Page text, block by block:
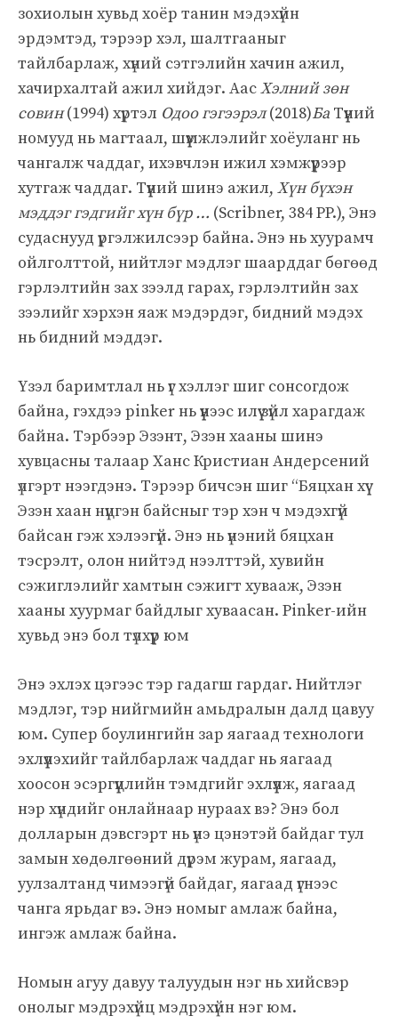
зохиолын хувьд хоёр танин мэдэхүйн
эрдэмтэд, тэрээр хэл, шалтгааныг
тайлбарлаж, хүний ​​сэтгэлийн хачин ажил,
хачирхалтай ажил хийдэг. АасХэлний зөн
совин(1994) хүртэл Одоо гэгээрэл(2018)Ба Түүний
номууд нь магтаал, шүүмжлэлийг хоёуланг нь
чангалж чаддаг, ихэвчлэн ижил хэмжүүрээр
хутгаж чаддаг. Түүний шинэ ажил, Хүн бүхэн
мэддэг гэдгийг хүн бүр … (Scribner, 384 PP.), Энэ
судаснууд үргэлжилсээр байна. Энэ нь хуурамч
ойлголттой, нийтлэг мэдлэг шаарддаг бөгөөд
гэрлэлтийн зах зээлд гарах, гэрлэлтийн зах
зээлийг хэрхэн яаж мэдэрдэг, бидний мэдэх
нь бидний мэддэг.
Үзэл баримтлал нь үг хэллэг шиг сонсогдож
байна, гэхдээ pinker нь үүнээс илүү зүйл харагдаж
байна. Тэрбээр Эзэнт, Эзэн хааны шинэ
хувцасны талаар Ханс Кристиан Андерсений
үлгэрт нээгдэнэ. Тэрээр бичсэн шиг “Бяцхан хүү
Эзэн хаан нүцгэн байсныг тэр хэн ч мэдэхгүй
байсан гэж хэлээгүй. Энэ нь үнэний бяцхан
тэсрэлт, олон нийтэд нээлттэй, хувийн
сэжиглэлийг хамтын сэжигт хувааж, Эзэн
хааны хуурмаг байдлыг хуваасан. Pinker-ийн
хувьд энэ бол түлхүүр юм
Энэ эхлэх цэгээс тэр гадагш гардаг. Нийтлэг
мэдлэг, тэр нийгмийн амьдралын далд цавуу
юм. Супер боулингийн зар яагаад технологи
эхлүүлэхийг тайлбарлаж чаддаг нь яагаад
хоосон эсэргүүцлийн тэмдгийг эхлүүлж, яагаад
нэр хүндийг онлайнаар нураах вэ? Энэ бол
долларын дэвсгэрт нь үнэ цэнэтэй байдаг тул
замын хөдөлгөөний дүрэм журам, яагаад,
уулзалтанд чимээгүй байдаг, яагаад үгнээс
чанга ярьдаг вэ. Энэ номыг амлаж байна,
ингэж амлаж байна.
Номын агуу давуу талуудын нэг нь хийсвэр
онолыг мэдрэхүйц мэдрэхүйн нэг юм.